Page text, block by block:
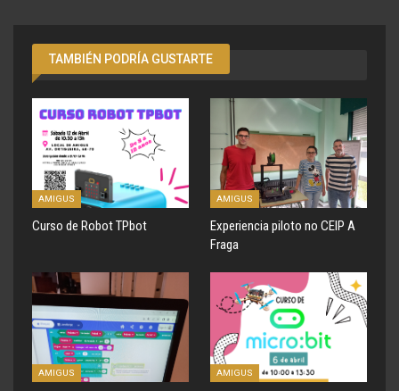
TAMBIÉN PODRÍA GUSTARTE
AMIGUS
Curso de Robot TPbot
AMIGUS
Experiencia piloto no CEIP A
Fraga
AMIGUS AMIGUS